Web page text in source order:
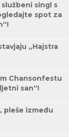
singl s
spot za
„Hajstra
Chansonfestu
san“!
pleše između